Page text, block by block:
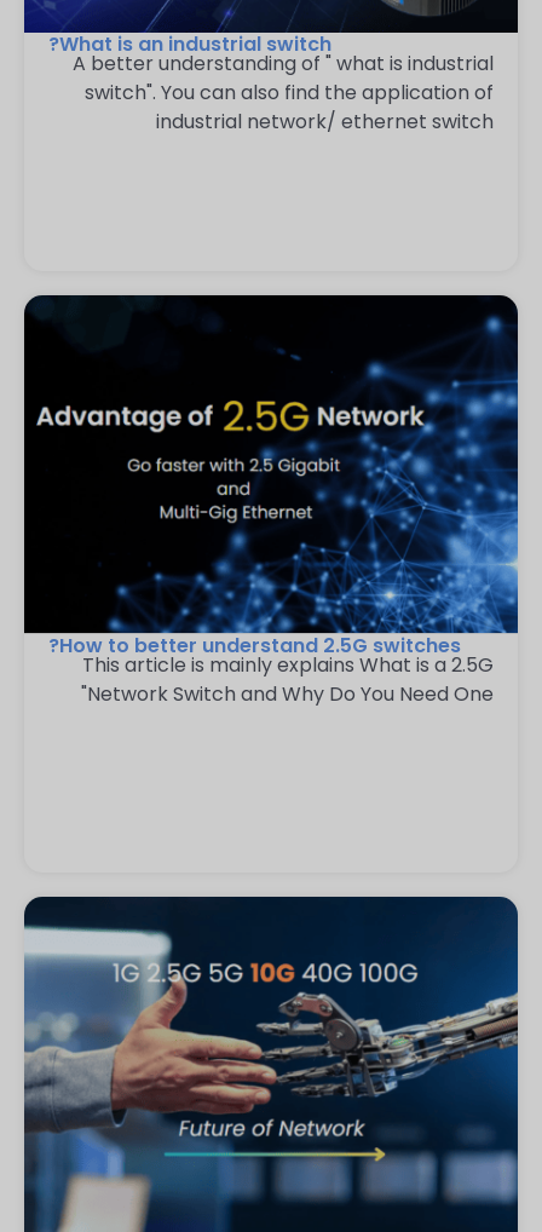
What is an industrial switch?
A better understanding of " what is industrial
switch". You can also find the application of
industrial network/ ethernet switch
How to better understand 2.5G switches?
This article is mainly explains What is a 2.5G
Network Switch and Why Do You Need One"